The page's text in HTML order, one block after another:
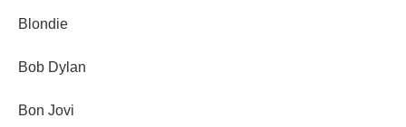
Blondie
Bob Dylan
Bon Jovi